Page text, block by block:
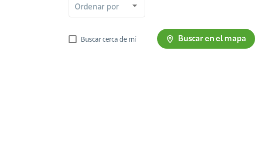
Ordenar por
Buscar cerca de mi Buscar en el mapa